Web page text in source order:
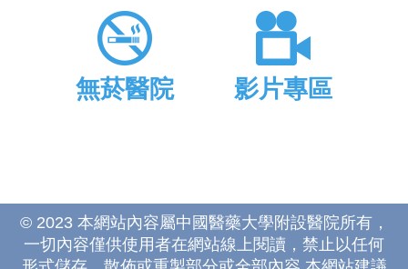
無菸醫院 影片專區
© 2023 本網站內容屬中國醫藥大學附設醫院所有，
一切內容僅供使用者在網站線上閱讀，禁止以任何